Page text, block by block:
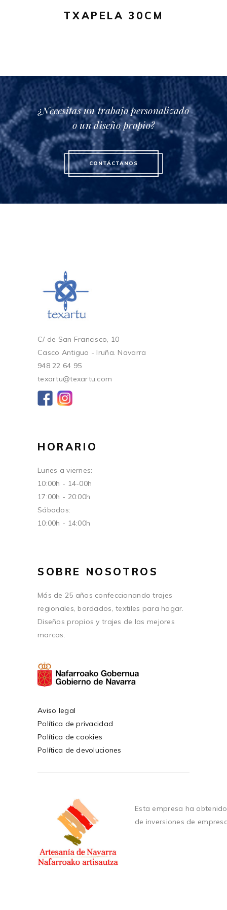
de
producto
TXAPELA 30CM
¿Necesitas un trabajo personalizado
o un diseño propio?
CONTÁCTANOS
C/ de San Francisco, 10
Casco Antiguo - Iruña. Navarra
948 22 64 95
texartu@texartu.com
HORARIO
Lunes a viernes:
10:00h - 14-00h
17:00h - 20:00h
Sábados:
10:00h - 14:00h
SOBRE NOSOTROS
Más de 25 años confeccionando trajes
regionales, bordados, textiles para hogar.
Diseños propios y trajes de las mejores
marcas.
Aviso legal
Política de privacidad
Política de cookies
Política de devoluciones
Esta empresa ha
de inversiones de